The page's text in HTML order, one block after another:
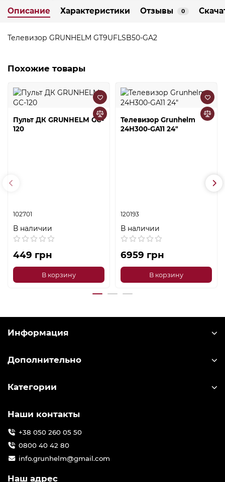
Описание Характеристики Отзывы 0
Телевизор GRUNHELM GT9UFLSB50-GA2
Похожие товары
Пульт ДК GRUNHELM GC-
120
102701
В наличии
449 грн
В корзину
Телевизор Grunhelm
24H300-GA11 24"
120193
В наличии
6959 грн
В корзину
Информация
Дополнительно
Категории
Наши контакты
+38 050 260 05 50
0800 40 42 80
info.grunhelm@gmail.com
Наш адрес